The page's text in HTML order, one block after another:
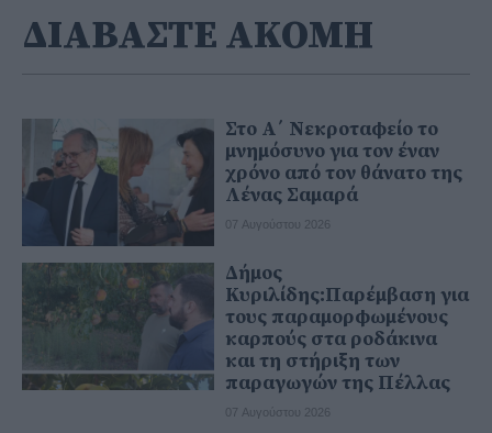
ΔΙΑΒΑΣΤΕ ΑΚΟΜΗ
Στο Α΄ Νεκροταφείο το
μνημόσυνο για τον έναν
χρόνο από τον θάνατο της
Λένας Σαμαρά
07 Αυγούστου 2026
Δήμος
Κυριλίδης:Παρέμβαση για
τους παραμορφωμένους
καρπούς στα ροδάκινα
και τη στήριξη των
παραγωγών της Πέλλας
07 Αυγούστου 2026